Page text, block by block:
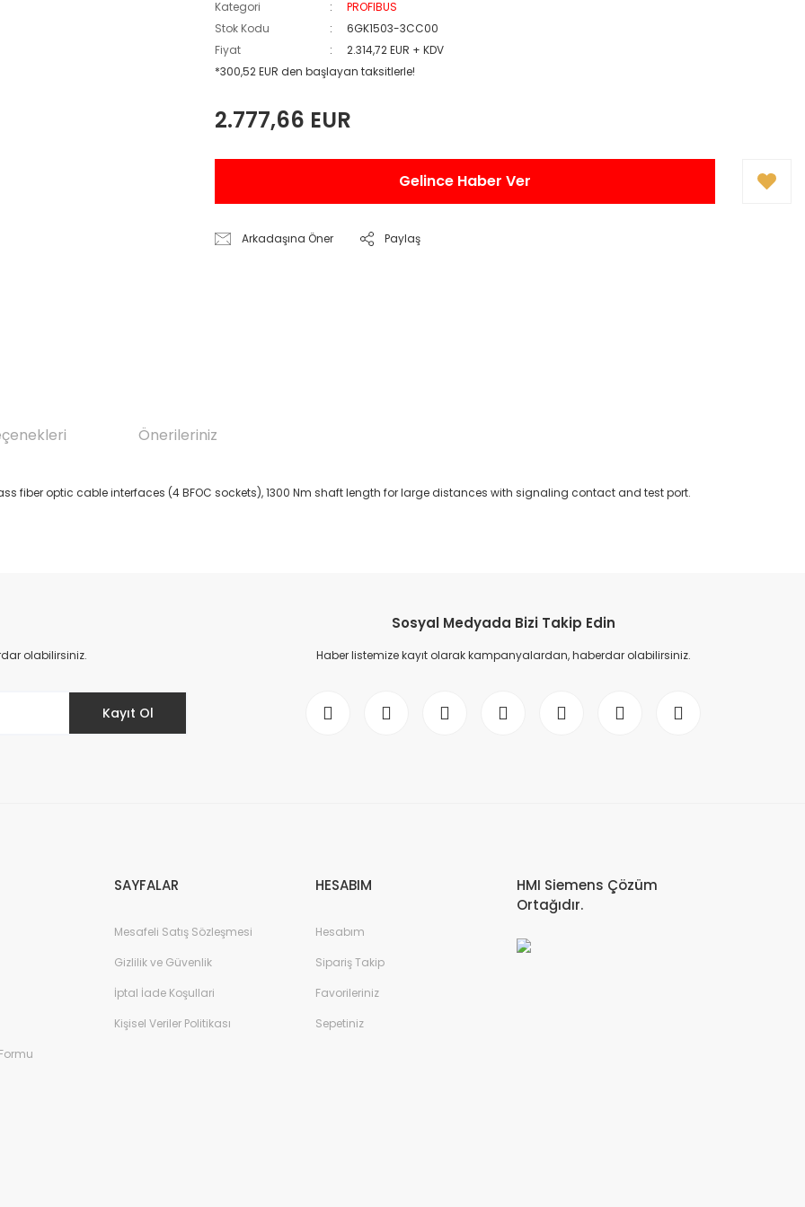
Kategori
PROFIBUS
Stok Kodu
6GK1503-3CC00
Fiyat
2.314,72 EUR + KDV
*300,52 EUR den başlayan taksitlerle!
2.777,66 EUR
Gelince Haber Ver
Arkadaşına Öner Paylaş
Önerileriniz
fiber optic cable interfaces (4 BFOC sockets), 1300 Nm shaft length for large distances with signaling contact and test port.
olabilirsiniz.
Kayıt Ol
Sosyal Medyada Bizi Takip Edin
Haber listemize kayıt olarak kampanyalardan, haberdar olabilirsiniz.
SAYFALAR
Mesafeli Satış Sözleşmesi
Gizlilik ve Güvenlik
İptal İade Koşullari
Kişisel Veriler Politikası
HESABIM
Hesabım
Sipariş Takip
Favorileriniz
Sepetiniz
HMI Siemens Çözüm
Ortağıdır.